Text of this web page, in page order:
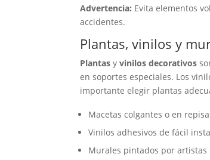
Advertencia: Evita elementos
accidentes.
Plantas, vinilos y
Plantas yvinilos decorativos
en soportes especiales. Los
importante elegir plantas
Macetas colgantes o en
Vinilos adhesivos de fácil
Murales pintados por